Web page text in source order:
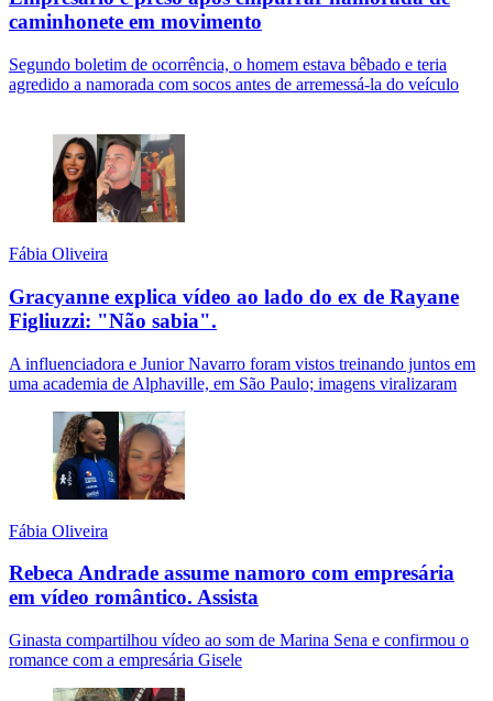
caminhonete em movimento
Segundo boletim de ocorrência, o homem estava bêbado e teria
agredido a namorada com socos antes de arremessá-la do veículo
Fábia Oliveira
Gracyanne explica vídeo ao lado do ex de Rayane
Figliuzzi: "Não sabia".
A influenciadora e Junior Navarro foram vistos treinando juntos em
uma academia de Alphaville, em São Paulo; imagens viralizaram
Fábia Oliveira
Rebeca Andrade assume namoro com empresária
em vídeo romântico. Assista
Ginasta compartilhou vídeo ao som de Marina Sena e confirmou o
romance com a empresária Gisele